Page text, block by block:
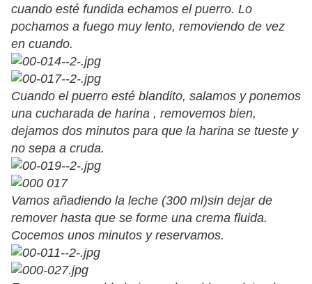
cuando esté fundida echamos el puerro. Lo
pochamos a fuego muy lento, removiendo de vez
en cuando.
Cuando el puerro esté blandito, salamos y ponemos
una cucharada de harina , removemos bien,
dejamos dos minutos para que la harina se tueste y
no sepa a cruda.
Vamos añadiendo la leche (300 ml)sin dejar de
remover hasta que se forme una crema fluida.
Cocemos unos minutos y reservamos.